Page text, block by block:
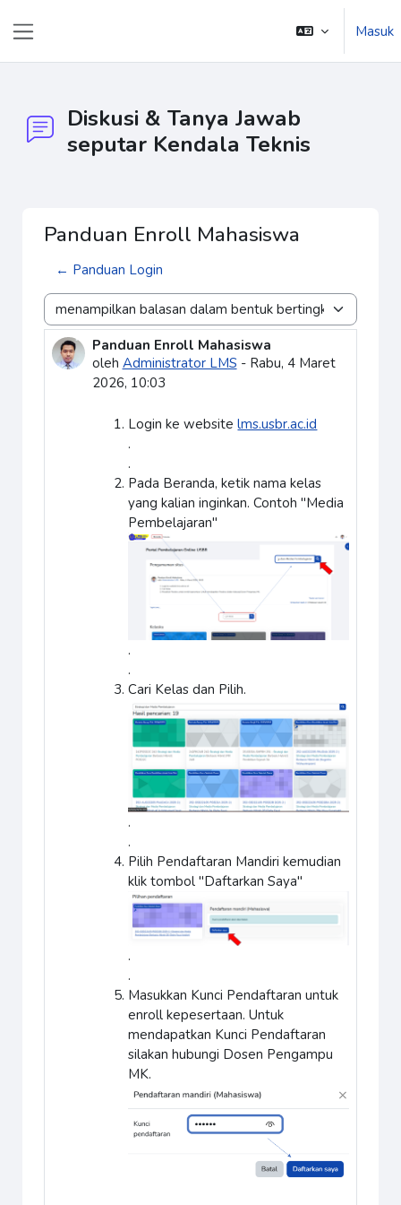
Masuk
Diskusi & Tanya Jawab
seputar Kendala Teknis
Panduan Enroll Mahasiswa
← Panduan Login
Mode tampilan
Panduan Enroll Mahasiswa
oleh Administrator LMS - Rabu, 4 Maret
2026, 10:03
Jumlah balasan: 0
Login ke websitelms.usbr.ac.id
.
.
Pada Beranda, ketik nama kelas
yang kalian inginkan. Contoh "Media
Pembelajaran"
.
.
Cari Kelas dan Pilih.
.
.
Pilih Pendaftaran Mandiri kemudian
klik tombol "Daftarkan Saya"
.
.
Masukkan Kunci Pendaftaran untuk
enroll kepesertaan. Untuk
mendapatkan Kunci Pendaftaran
silakan hubungi Dosen Pengampu
MK.